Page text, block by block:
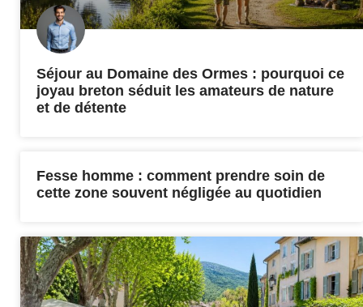
Séjour au Domaine des Ormes : pourquoi ce
joyau breton séduit les amateurs de nature
et de détente
Fesse homme : comment prendre soin de
cette zone souvent négligée au quotidien